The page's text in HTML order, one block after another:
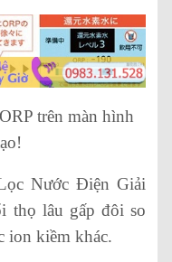
trên màn hình
Nước Điện Giải
thọ lâu gấp đôi so
ion kiềm khác.